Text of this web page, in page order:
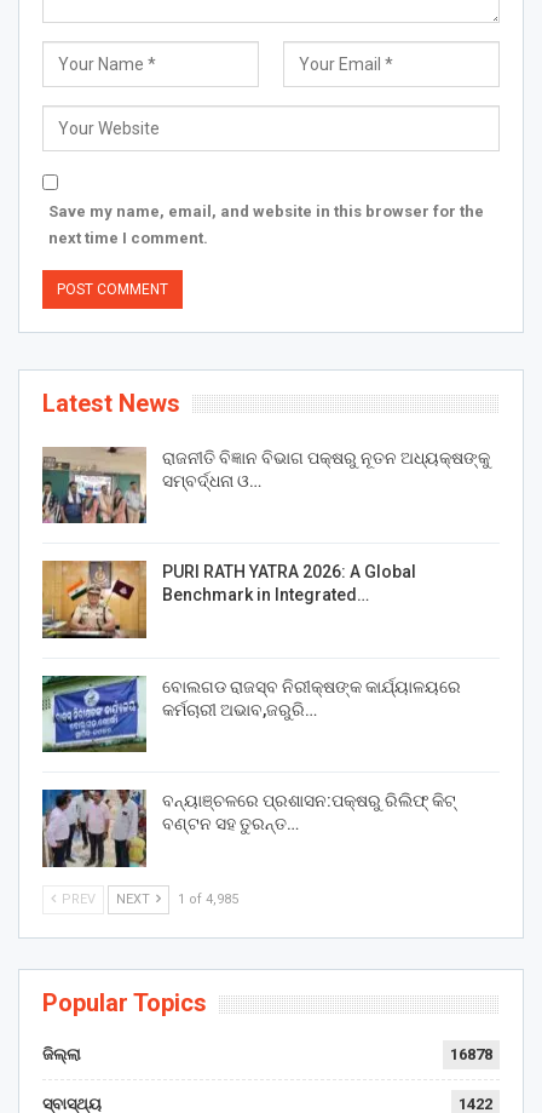
Save my name, email, and website in this browser for the
next time I comment.
Latest News
ରାଜନୀତି ବିଜ୍ଞାନ ବିଭାଗ ପକ୍ଷରୁ ନୂତନ ଅଧ୍ୟକ୍ଷଙ୍କୁ
ସମ୍ବର୍ଦ୍ଧନା ଓ…
PURI RATH YATRA 2026: A Global
Benchmark in Integrated…
ବୋଲଗଡ ରାଜସ୍ବ ନିରୀକ୍ଷଙ୍କ କାର୍ଯ୍ୟାଳୟରେ
କର୍ମଚାରୀ ଅଭାବ,ଜରୁରି…
ବନ୍ୟାଞ୍ଚଳରେ ପ୍ରଶାସନ:ପକ୍ଷରୁ ରିଲିଫ୍ କିଟ୍
ବଣ୍ଟନ ସହ ତୁରନ୍ତ…
PREV NEXT 1 of 4,985
Popular Topics
ଜିଲ୍ଲା 16878
ସ୍ବାସ୍ଥ୍ୟ 1422